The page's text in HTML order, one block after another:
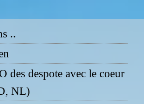
..
des despote avec le coeur
NL)